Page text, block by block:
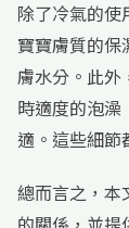
除了冷氣的使
寶寶膚質的保
膚水分。此外
時適度的泡澡
適。這些細節
總而言之，本